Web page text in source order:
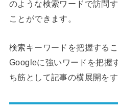
のような検索ワードで訪問
ことができます。
検索キーワードを把握する
Googleに強いワードを把握
ち筋として記事の横展開を